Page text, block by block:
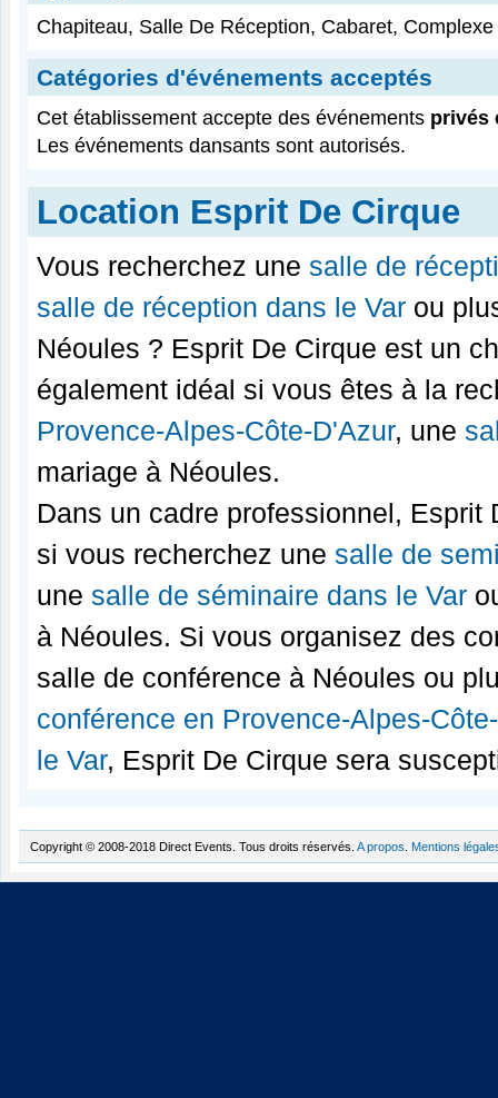
Chapiteau, Salle De Réception, Cabaret,
Catégories d'événements acceptés
Cet établissement accepte des événements privés
Les événements dansants sont autorisés.
Location Esprit De Cirque
Vous recherchez une salle de
salle de réception dans le Var ou
Néoules ? Esprit De Cirque est un
également idéal si vous êtes à la
Provence-Alpes-Côte-D'Azur, une
mariage à Néoules.
Dans un cadre professionnel, Esprit
si vous recherchez une salle de
une salle de séminaire dans le Var
à Néoules. Si vous organisez des
salle de conférence à Néoules ou
conférence en Provence-Alpes-
le Var, Esprit De Cirque sera
Copyright © 2008-2018 Direct Events. Tous droits réservés. A propos Mentions